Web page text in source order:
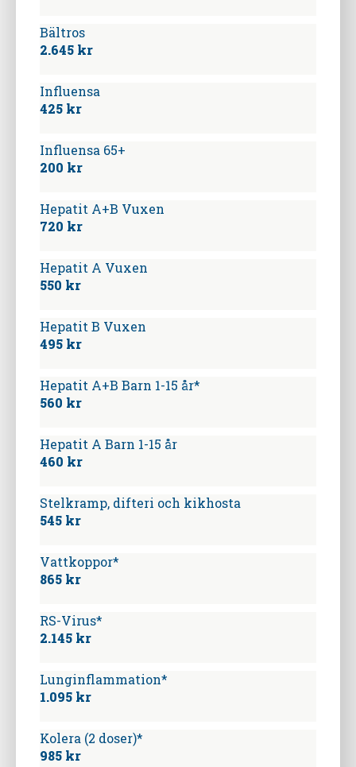
Bältros
2.645 kr
Influensa
425 kr
Influensa 65+
200 kr
Hepatit A+B Vuxen
720 kr
Hepatit A Vuxen
550 kr
Hepatit B Vuxen
495 kr
Hepatit A+B Barn 1-15 år*
560 kr
Hepatit A Barn 1-15 år
460 kr
Stelkramp, difteri och kikhosta
545 kr
Vattkoppor*
865 kr
RS-Virus*
2.145 kr
Lunginflammation*
1.095 kr
Kolera (2 doser)*
985 kr